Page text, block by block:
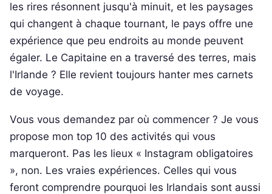
les rires résonnent jusqu'à minuit, et les paysages
qui changent à chaque tournant, le pays offre une
expérience que peu endroits au monde peuvent
égaler. Le Capitaine en a traversé des terres, mais
l'Irlande ? Elle revient toujours hanter mes carnets
de voyage.
Vous vous demandez par où commencer ? Je vous
propose mon top 10 des activités qui vous
marqueront. Pas les lieux « Instagram obligatoires
», non. Les vraies expériences. Celles qui vous
feront comprendre pourquoi les Irlandais sont aussi